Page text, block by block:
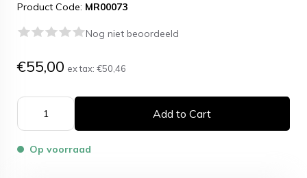
Product Code: MR00073
Nog niet beoordeeld
€55,00 ex tax: €50,46
Add to Cart
Op voorraad